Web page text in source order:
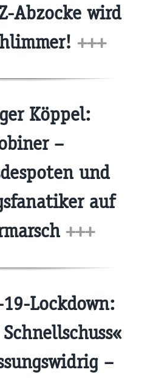
Abzocke wird
+++
Köppel:
–
und
auf
+++
Lockdown:
–